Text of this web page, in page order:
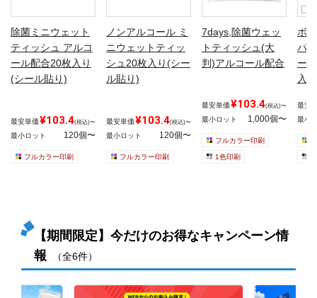
除菌ミニウェット
ティッシュ アルコ
ール配合20枚入り
(シール貼り)
最安単価¥103.4(税込)〜
最小ロット 120個〜
フルカラー印刷
ノンアルコール ミ
ニウェットティッ
シュ20枚入り(シー
ル貼り)
最安単価¥103.4(税込)〜
最小ロット 120個〜
フルカラー印刷
7days,除菌ウェッ
トティッシュ(大
判)アルコール配合
最安単価¥103.4(税込)〜
最小ロット 1,000個〜
フルカラー印刷
1色印刷
ボ
パ
ー
入り
最安
最小
【期間限定】今だけのお得なキャンペーン情
報
（全6件）